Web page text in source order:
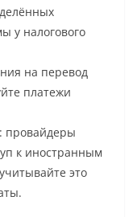
у налогового
на перевод
платежи
провайдеры
к иностранным
это